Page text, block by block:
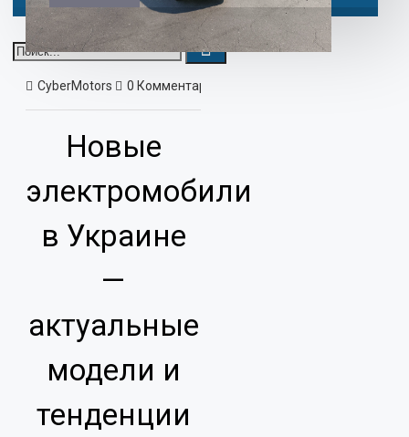
CyberMotors 0 Комментариев
Новые
электромобили
в Украине
—
актуальные
модели и
тенденции